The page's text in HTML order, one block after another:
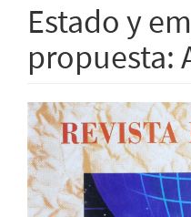
Estado y
propuesta:
Barra
lateral
del
artículo